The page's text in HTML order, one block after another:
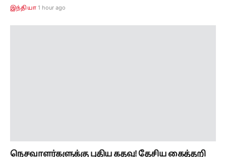
இந்தியா 1 hour ago
நெசவாளர்களுக்கு புதிய கதவு! தேசிய கைத்தறி